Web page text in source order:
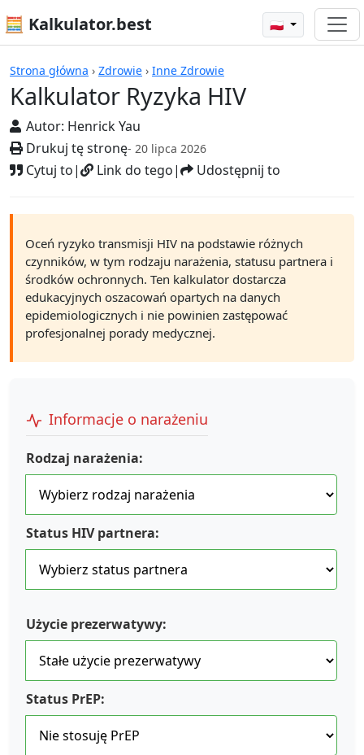
🧮 Kalkulator.best 🇵🇱
Strona główna › Zdrowie › Inne Zdrowie
Kalkulator Ryzyka HIV
Autor: Henrick Yau
Drukuj tę stronę- 20 lipca 2026
Cytuj to| Link do tego| Udostępnij to
Kalkulatory
Oceń ryzyko transmisji HIV na podstawie różnych
czynników, w tym rodzaju narażenia, statusu partnera i
środków ochronnych. Ten kalkulator dostarcza
edukacyjnych oszacowań opartych na danych
epidemiologicznych i nie powinien zastępować
profesjonalnej porady medycznej.
Informacje o narażeniu
Rodzaj narażenia:
Status HIV partnera:
Użycie prezerwatywy:
Status PrEP: